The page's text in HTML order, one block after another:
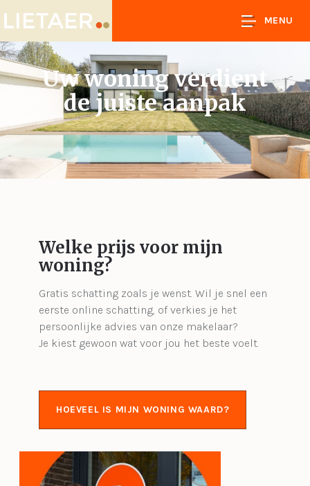
MENU
Uw woning verdient
de juiste aanpak
Welke prijs voor mijn
woning?
Gratis schatting zoals je wenst. Wil je snel een
eerste online schatting, of verkies je het
persoonlijke advies van onze makelaar?
Je kiest gewoon wat voor jou het beste voelt.
HOEVEEL IS MIJN WONING WAARD?